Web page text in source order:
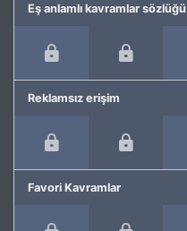
Eş anlamlı kavramlar sözlüğü
Reklamsız erişim
Favori Kavramlar